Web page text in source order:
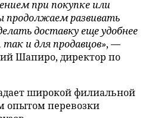
при покупке или
развивать
доставку еще удобнее
и для продавцов», —
Шапиро, директор по
широкой филиальной
опытом перевозки